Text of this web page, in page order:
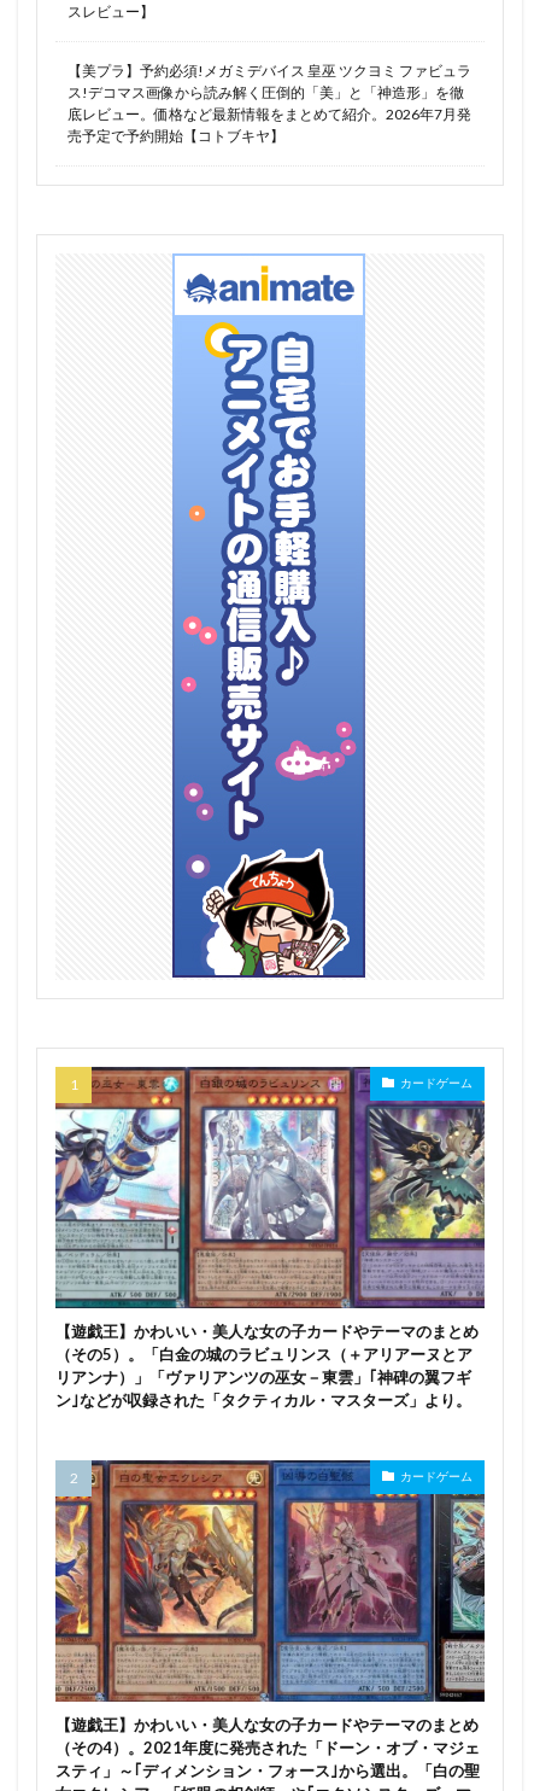
スレビュー】
【美プラ】予約必須!メガミデバイス 皇巫 ツクヨミ ファビュラ
ス!デコマス画像から読み解く圧倒的「美」と「神造形」を徹
底レビュー。価格など最新情報をまとめて紹介。2026年7月発
売予定で予約開始【コトブキヤ】
カードゲーム
【遊戯王】かわいい・美人な女の子カードやテーマのまとめ
（その5）。「白金の城のラビュリンス（＋アリアーヌとア
リアンナ）」「ヴァリアンツの巫女－東雲」｢神碑の翼フギ
ン｣などが収録された「タクティカル・マスターズ」より。
カードゲーム
【遊戯王】かわいい・美人な女の子カードやテーマのまとめ
（その4）。2021年度に発売された「ドーン・オブ・マジェ
スティ」～｢ディメンション・フォース｣から選出。「白の聖